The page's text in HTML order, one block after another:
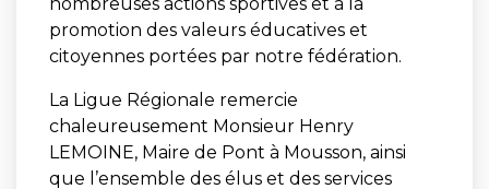
promotion des valeurs éducatives et
citoyennes portées par notre fédération.
La Ligue Régionale remercie
chaleureusement Monsieur Henry
LEMOINE, Maire de Pont à Mousson, ainsi
que l’ensemble des élus et des services